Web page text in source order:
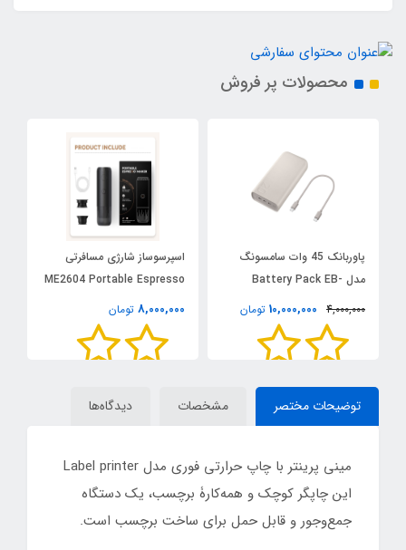
محصولات پر فروش
اسپرسوساز شارژی مسافرتی
ME2604 Portable Espresso
Maker
8,000,000 تومان
مدل B/A اورجینال
3,465,000
توضیحات مختصر مشخصات دیدگاه‌ها
مینی پرینتر با چاپ حرارتی فوری مدل Label printer
این چاپگر کوچک و همه‌کارۀ برچسب، یک دستگاه
جمع‌وجور و قابل حمل برای ساخت برچسب است.